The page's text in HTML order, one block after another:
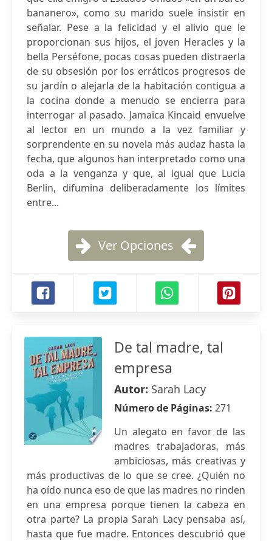
bananero», como su marido suele insistir en
señalar. Pese a la felicidad y el alivio que le
proporcionan sus hijos, el joven Heracles y la
bella Perséfone, pocas cosas pueden distraerla
de su obsesión por los erráticos progresos de
su jardín o alejarla de la habitación contigua a
la cocina donde a menudo se encierra para
interrogar al pasado. Jamaica Kincaid envuelve
al lector en un mundo a la vez familiar y
sorprendente en su novela más audaz hasta la
fecha, que algunos han interpretado como una
oda a la venganza y que, al igual que Lucia
Berlin, difumina deliberadamente los límites
entre...
Ver Opciones
De tal madre, tal
empresa
Autor: Sarah Lacy
Número de Páginas: 271
Un alegato en favor de las
madres trabajadoras, más
ambiciosas, más creativas y
más productivas de lo que se cree. ¿Quién no
ha oído nunca eso de que las madres no rinden
en una empresa porque tienen la cabeza en
otra parte? La propia Sarah Lacy pensaba así,
hasta que fue madre. Entonces descubrió que